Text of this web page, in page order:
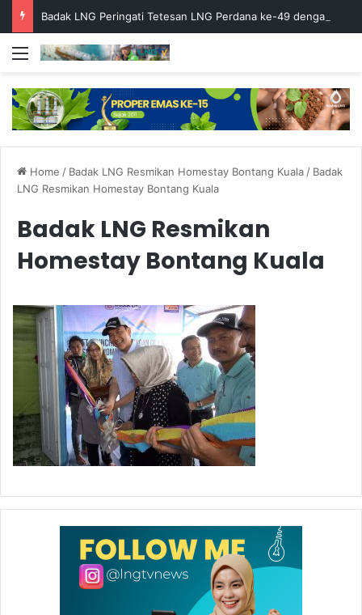
Menu
Home / Badak LNG Resmikan Homestay Bontang Kuala/ Badak
LNG Resmikan Homestay Bontang Kuala
Badak LNG Resmikan
Homestay Bontang Kuala